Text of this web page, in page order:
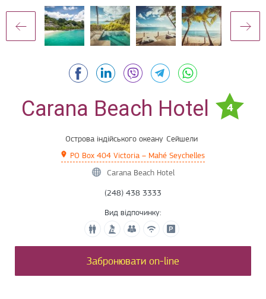
Carana Beach Hotel 4
Острова індійського океану Сейшели
PO Box 404 Victoria – Mahé Seychelles
Carana Beach Hotel
(248) 438 3333
Вид відпочинку:
Забронювати on-line